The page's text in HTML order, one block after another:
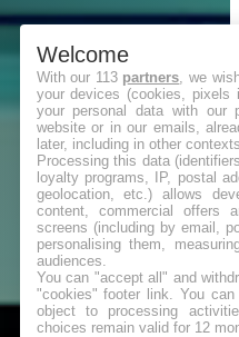
Welcome
With our 113 partners , we
your devices (cookies, pixels
your personal data with our
website or in our emails,
later, including in other
Processing this data
loyalty programs, IP, postal
geolocation, etc.) allows
content, commercial offers
screens (including by email,
personalising them,
audiences.
You can "accept all" and
"cookies" footer link . You
object to processing
choices remain valid for 12